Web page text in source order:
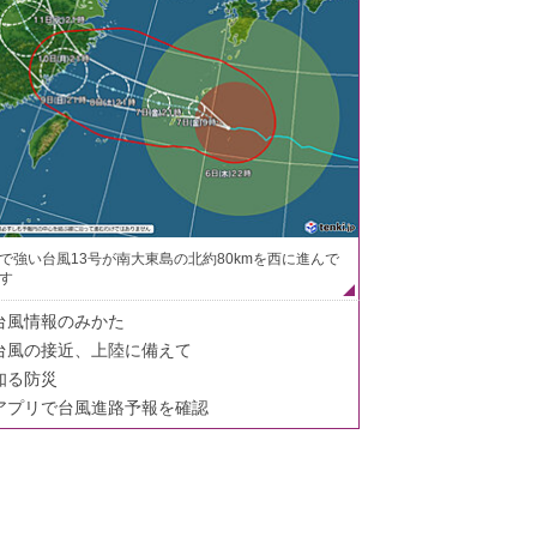
強い台風13号が南大東島の北約80kmを西に進んで
風情報のみかた
風の接近、上陸に備えて
る防災
プリで台風進路予報を確認